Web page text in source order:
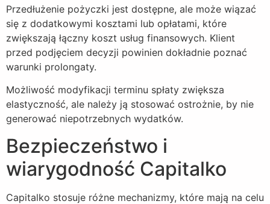
Przedłużenie pożyczki jest dostępne, ale może wiązać
się z dodatkowymi kosztami lub opłatami, które
zwiększają łączny koszt usług finansowych. Klient
przed podjęciem decyzji powinien dokładnie poznać
warunki prolongaty.
Możliwość modyfikacji terminu spłaty zwiększa
elastyczność, ale należy ją stosować ostrożnie, by nie
generować niepotrzebnych wydatków.
Bezpieczeństwo i
wiarygodność Capitalko
Capitalko stosuje różne mechanizmy, które mają na celu